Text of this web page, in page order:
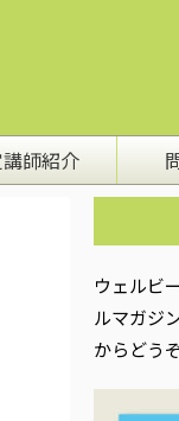
師紹介
ウェルビ
ルマガジ
からどうぞ